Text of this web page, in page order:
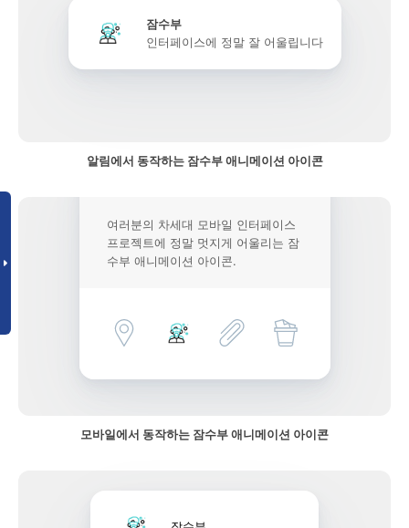
잠수부
인터페이스에 정말 잘 어울립니다
알림에서 동작하는 잠수부 애니메이션 아이콘
여러분의 차세대 모바일 인터페이스
프로젝트에 정말 멋지게 어울리는 잠
수부 애니메이션 아이콘.
모바일에서 동작하는 잠수부 애니메이션 아이콘